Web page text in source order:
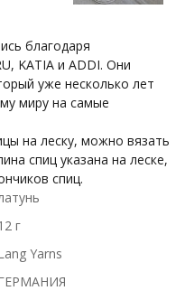
благодаря
KATIA и ADDI. Они
уже несколько лет
миру на самые
на леску, можно вязать
спиц указана на леске,
спиц.
г
Yarns